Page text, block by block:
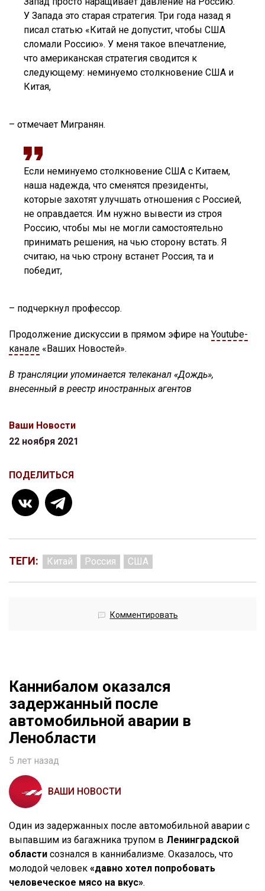
У Запада это старая стратегия. Три года назад я
писал статью «Китай не допустит, чтобы США
сломали Россию». У меня такое впечатление,
что американская стратегия сводится к
следующему: неминуемо столкновение США и
Китая,
– отмечает Мигранян.
Если неминуемо столкновение США с Китаем,
наша надежда, что сменятся президенты,
которые захотят улучшать отношения с Россией,
не оправдается. Им нужно вывести из строя
Россию, чтобы мы не могли самостоятельно
принимать решения, на чью сторону встать. Я
считаю, на чью строну встанет Россия, та и
победит,
– подчеркнул профессор.
Продолжение дискуссии в прямом эфире на Youtube-
канале «Ваших Новостей».
В трансляции упоминается телеканал «Дождь»,
внесенный в реестр иностранных агентов
Ваши Новости
22 ноября 2021
ПОДЕЛИТЬСЯ
ТЕГИ: Китай Россия США
Комментировать
Каннибалом оказался
задержанный после
автомобильной аварии в
Ленобласти
5 лет назад
ВАШИ НОВОСТИ
Один из задержанных после автомобильной аварии с
выпавшим из багажника трупом в Ленинградской
области сознался в каннибализме. Оказалось, что
молодой человек «давно хотел попробовать
человеческое мясо на вкус».